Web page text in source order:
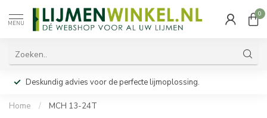
MENU
0
Deskundig advies voor de perfecte lijmoplossing.
Home / MCH 13-24T